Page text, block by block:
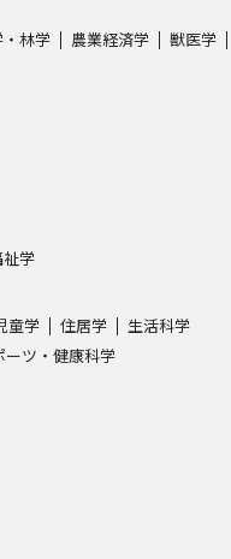
義「夢ナビ講義」
サポート
林学 農業経済学
獣医学
学
童学 住居学 生活科学
ーツ・健康科学